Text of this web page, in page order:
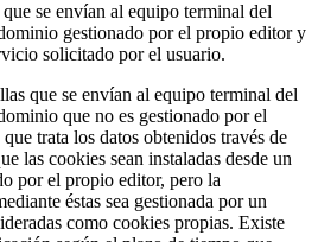
se envían al equipo terminal del
gestionado por el propio editor y
solicitado por el usuario.
que se envían al equipo terminal del
que no es gestionado por el
trata los datos obtenidos través de
las cookies sean instaladas desde un
por el propio editor, pero la
éstas sea gestionada por un
como cookies propias. Existe